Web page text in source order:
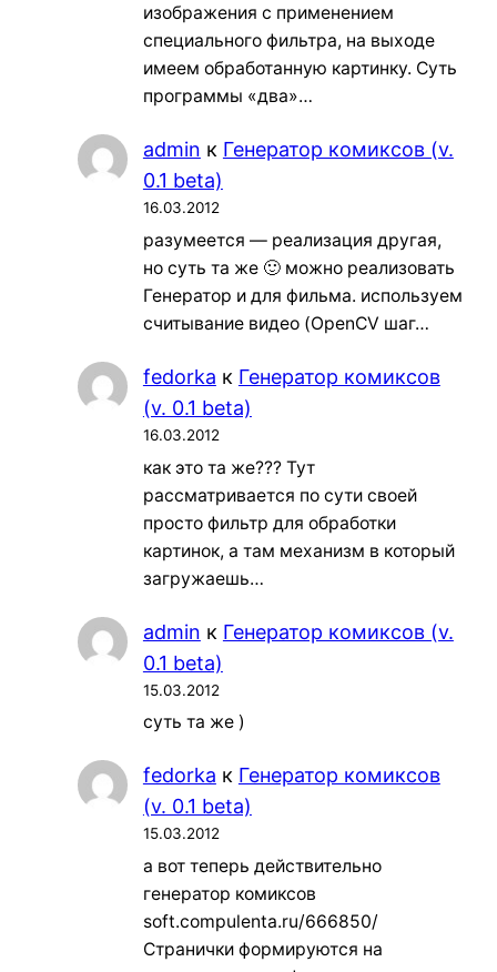
изображения с применением
специального фильтра, на выходе
имеем обработанную картинку. Суть
программы «два»…
admin к Генератор комиксов (v.
0.1 beta)
16.03.2012
разумеется — реализация другая,
но суть та же 🙂 можно реализовать
Генератор и для фильма. используем
считывание видео (OpenCV шаг…
fedorka к Генератор комиксов
(v. 0.1 beta)
16.03.2012
как это та же??? Тут
рассматривается по сути своей
просто фильтр для обработки
картинок, а там механизм в который
загружаешь…
admin к Генератор комиксов (v.
0.1 beta)
15.03.2012
суть та же )
fedorka к Генератор комиксов
(v. 0.1 beta)
15.03.2012
а вот теперь действительно
генератор комиксов
soft.compulenta.ru/666850/
Странички формируются на